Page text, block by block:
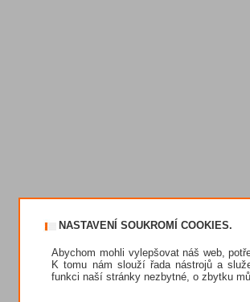
NASTAVENÍ SOUKROMÍ COOKIES.
Abychom mohli vylepšovat náš web,
K tomu nám slouží řada nástrojů a
funkci naší stránky nezbytné, o zbytku